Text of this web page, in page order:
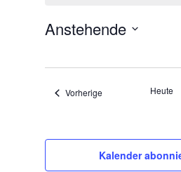
Anstehende
Vorherige Veranstaltungen
Heute
Kalender